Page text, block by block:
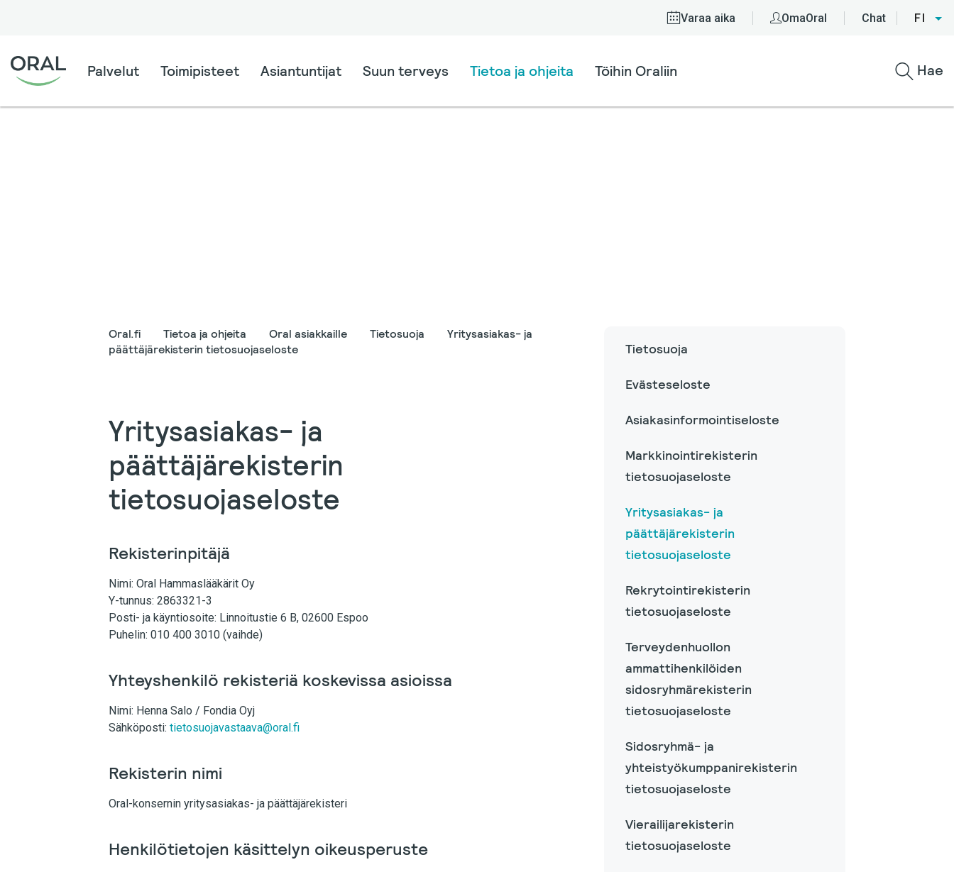
Varaa aika OmaOral Chat FI
Palvelut Toimipisteet Asiantuntijat Suun terveys Tietoa ja ohjeita Töihin Oraliin Hae
Oral.fi Tietoa ja ohjeita Oral asiakkaille Tietosuoja
Yritysasiakas- ja
päättäjärekisterin tietosuojaseloste
Yritysasiakas- ja
päättäjärekisterin
tietosuojaseloste
Rekisterinpitäjä
Nimi: Oral Hammaslääkärit Oy
Y-tunnus: 2863321-3
Posti- ja käyntiosoite: Linnoitustie 6 B, 02600 Espoo
Puhelin: 010 400 3010 (vaihde)
Yhteyshenkilö rekisteriä koskevissa asioissa
Nimi: Henna Salo / Fondia Oyj
Sähköposti: tietosuojavastaava@oral.fi
Rekisterin nimi
Oral-konsernin yritysasiakas- ja päättäjärekisteri
Henkilötietojen käsittelyn oikeusperuste
Tietosuoja
Evästeseloste
Asiakasinformointiseloste
Markkinointirekisterin
tietosuojaseloste
Yritysasiakas- ja
päättäjärekisterin
tietosuojaseloste
Rekrytointirekisterin
tietosuojaseloste
Terveydenhuollon
ammattihenkilöiden
sidosryhmärekisterin
tietosuojaseloste
Sidosryhmä- ja
yhteistyökumppanirekisterin
tietosuojaseloste
Vierailijarekisterin
tietosuojaseloste